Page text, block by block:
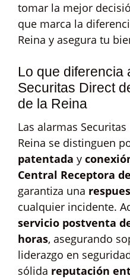
tomar la mejor
que marca la
Reina y asegura tu
Lo que diferencia
Securitas Direct
de la Reina
Las alarmas
Reina se distinguen
patentada y
Central Receptora
garantiza una
cualquier incidente.
servicio postventa
horas, asegurando
liderazgo en
sólida reputación